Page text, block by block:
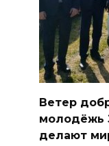
Ветер
молодёжь
делают